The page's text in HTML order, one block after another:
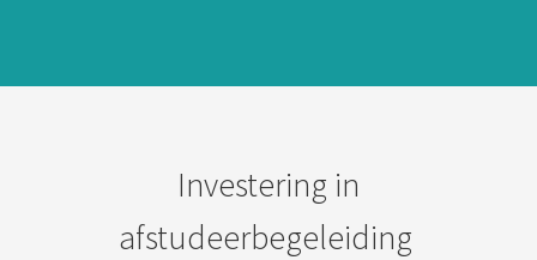
Investering in
afstudeerbegeleiding